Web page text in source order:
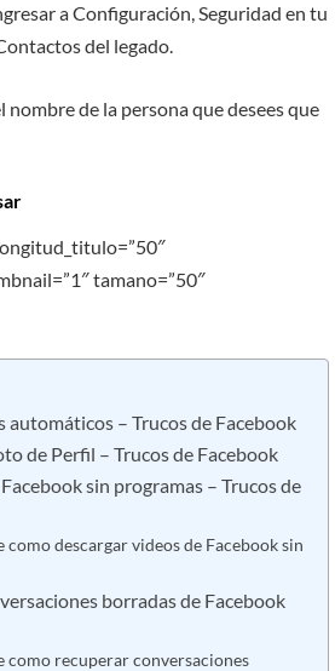
a Configuración, Seguridad en tu
del legado.
nombre de la persona que desees que
tamano=”50″
automáticos – Trucos de Facebook
de Perfil – Trucos de Facebook
sin programas – Trucos de
descargar videos de Facebook sin
borradas de Facebook
como recuperar conversaciones